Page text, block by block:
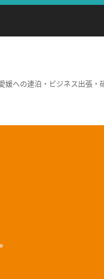
への連泊・ビジネス出張